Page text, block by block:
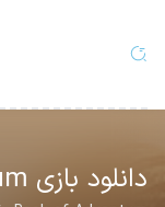
دانلود بازی Book of Adventum